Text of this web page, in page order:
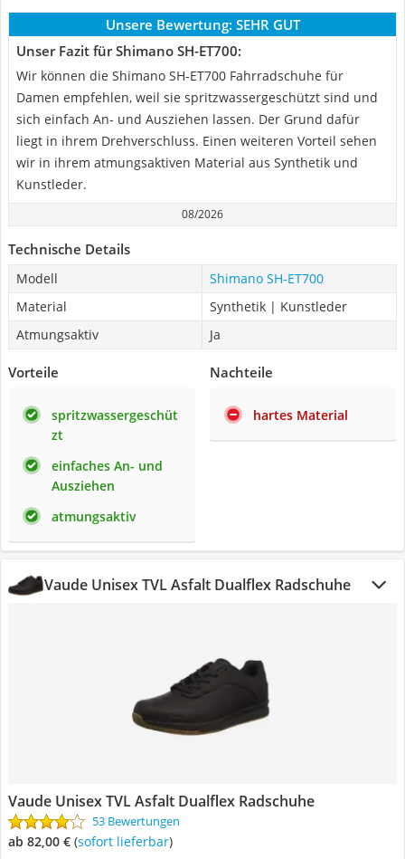
Unsere Bewertung: SEHR GUT
Unser Fazit für Shimano SH-ET700:
Wir können die Shimano SH-ET700 Fahrradschuhe für
Damen empfehlen, weil sie spritzwassergeschützt sind und
sich einfach An- und Ausziehen lassen. Der Grund dafür
liegt in ihrem Drehverschluss. Einen weiteren Vorteil sehen
wir in ihrem atmungsaktiven Material aus Synthetik und
Kunstleder.
08/2026
Technische Details
Modell
Shimano SH-ET700
Material
Synthetik | Kunstleder
Atmungsaktiv
Ja
Vorteile
spritzwassergeschüt
zt
einfaches An- und
Ausziehen
atmungsaktiv
Nachteile
hartes Material
Vaude Unisex TVL Asfalt Dualflex Radschuhe
Vaude Unisex TVL Asfalt Dualflex Radschuhe
53 Bewertungen
ab 82,00 € ( Sofort lieferbar)